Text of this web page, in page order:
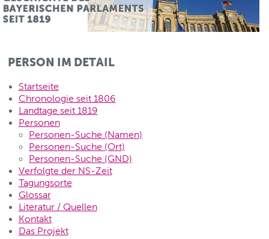
PERSON IM DETAIL
Startseite
Chronologie seit 1806
Landtage seit 1819
Personen
Personen-Suche (Namen)
Personen-Suche (Ort)
Personen-Suche (GND)
Verfolgte der NS-Zeit
Tagungsorte
Glossar
Literatur / Quellen
Kontakt
Das Projekt